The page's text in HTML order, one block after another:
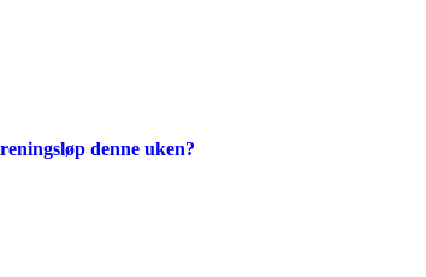
denne uken?